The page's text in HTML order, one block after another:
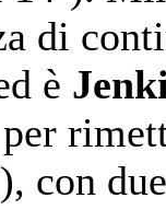
di
è
con